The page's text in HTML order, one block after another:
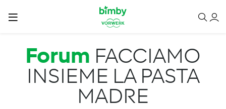
Salta al contenuto principale
Forum FACCIAMO
INSIEME LA PASTA
MADRE